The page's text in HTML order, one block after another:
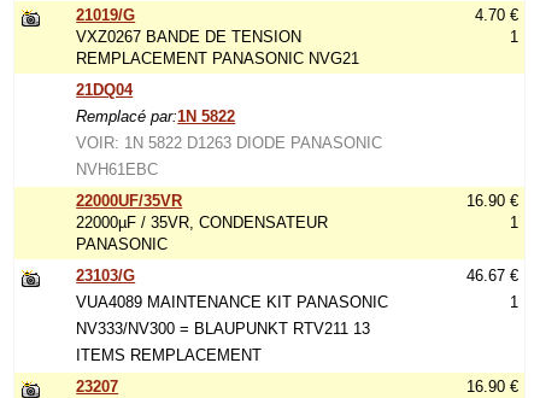
21019/G
VXZ0267 BANDE DE TENSION
REMPLACEMENT PANASONIC NVG21
4.70 €
1
21DQ04
Remplacé par:1N 5822
VOIR: 1N 5822 D1263 DIODE PANASONIC
NVH61EBC
22000UF/35VR
22000µF / 35VR, CONDENSATEUR
PANASONIC
16.90 €
1
23103/G
VUA4089 MAINTENANCE KIT PANASONIC
NV333/NV300 = BLAUPUNKT RTV211 13
ITEMS REMPLACEMENT
46.67 €
1
23207
16.90 €